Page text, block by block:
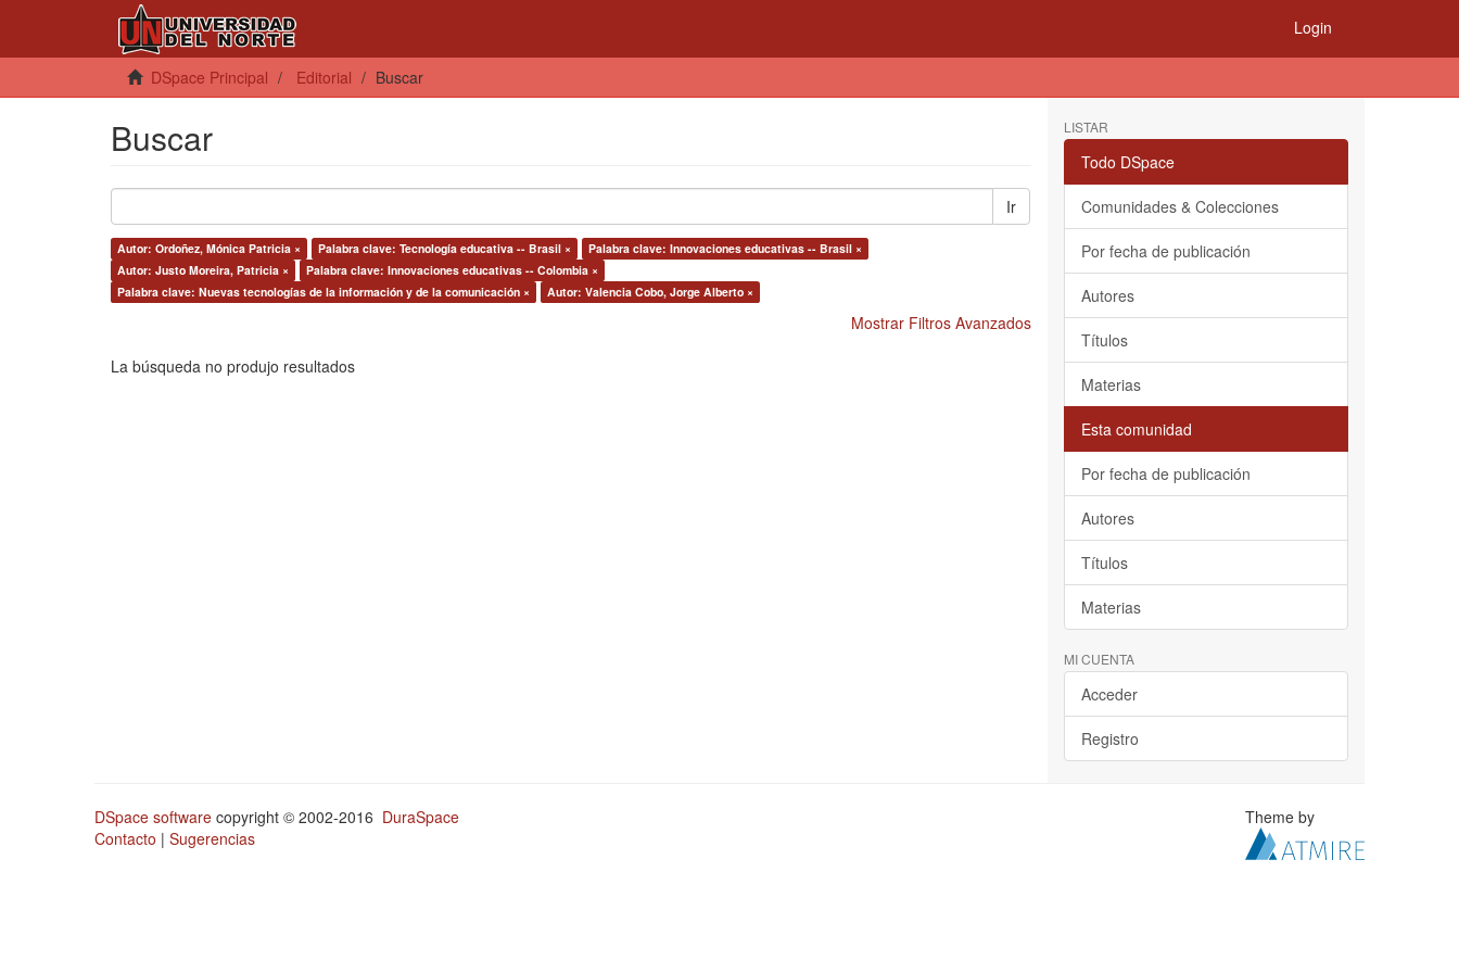
Login
DSpace Principal Editorial Buscar
Buscar
Ir
Autor: Ordoñez, Mónica Patricia × Palabra clave: Tecnología educativa -- Brasil ×
Palabra clave: Innovaciones educativas -- Brasil ×
Autor: Justo Moreira, Patricia ×
Palabra clave: Innovaciones educativas -- Colombia ×
Palabra clave: Nuevas tecnologías de la información y de la comunicación ×
Autor: Valencia Cobo, Jorge Alberto ×
Mostrar Filtros Avanzados
La búsqueda no produjo resultados
LISTAR
Todo DSpace
Comunidades & Colecciones
Por fecha de publicación
Autores
Títulos
Materias
Esta comunidad
Por fecha de publicación
Autores
Títulos
Materias
MI CUENTA
Acceder
Registro
DSpace software copyright © 2002-2016 DuraSpace
Contacto | Sugerencias
Theme by